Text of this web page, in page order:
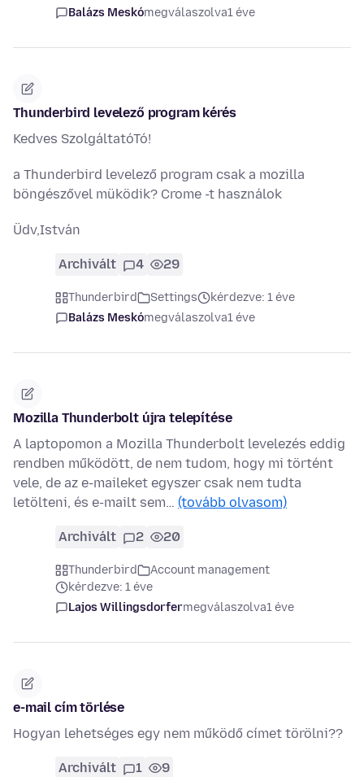
Balázs Meskómegválaszolva1 éve
Thunderbird levelező program kérés
Kedves SzolgáltatóTó!
a Thunderbird levelező program csak a mozilla
böngészővel müködik? Crome -t használok
Üdv,István
Archivált 4 29
Thunderbird Settings
kérdezve: 1 éve
Balázs Meskómegválaszolva1 éve
Mozilla Thunderbolt újra telepítése
A laptopomon a Mozilla Thunderbolt levelezés eddig
rendben működött, de nem tudom, hogy mi történt
vele, de az e-maileket egyszer csak nem tudta
letölteni, és e-mailt sem… (tovább olvasom)
Archivált 2 20
Thunderbird
Account management
kérdezve: 1 éve
Lajos Willingsdorfermegválaszolva1 éve
e-mail cím törlése
Hogyan lehetséges egy nem működő címet törölni??
Archivált 1 9